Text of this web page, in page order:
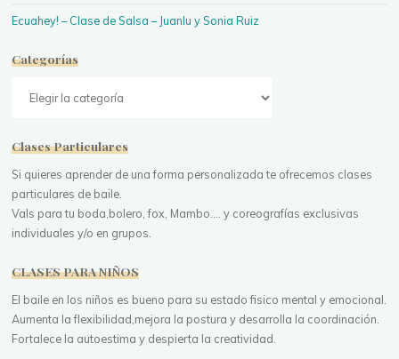
Ecuahey! – Clase de Salsa – Juanlu y Sonia Ruiz
Categorías
Clases Particulares
Si quieres aprender de una forma personalizada te ofrecemos clases
particulares de baile.
Vals para tu boda,bolero, fox, Mambo.... y coreografías exclusivas
individuales y/o en grupos.
CLASES PARA NIÑOS
El baile en los niños es bueno para su estado fisico mental y emocional.
Aumenta la flexibilidad,mejora la postura y desarrolla la coordinación.
Fortalece la autoestima y despierta la creatividad.